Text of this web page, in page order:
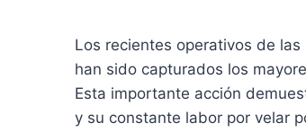
Los recientes operativos de
han sido capturados los
Esta importante acción
y su constante labor por velar